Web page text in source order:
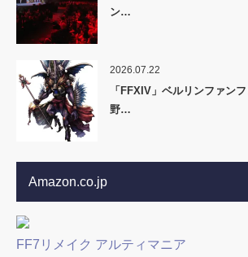
ン…
2026.07.22
「FFXIV」ベルリンファン
野…
Amazon.co.jp
FF7リメイク アルティマニア